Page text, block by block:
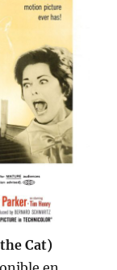
the Cat)